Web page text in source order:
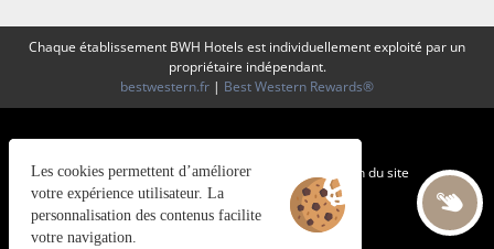
Chaque établissement BWH Hotels est individuellement exploité par un
propriétaire indépendant.
bestwestern.fr | Best Western Rewards®
Gestion des cookiesMentions légales
Plan du site
©2025 Juliana Web créateur
Les cookies permettent d’améliorer
votre expérience utilisateur. La
personnalisation des contenus facilite
votre navigation.